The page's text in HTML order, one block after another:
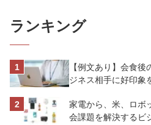
ランキング
【例文あり】会食後
ジネス相手に好印象
家電から、米、ロボ
会課題を解決するビ